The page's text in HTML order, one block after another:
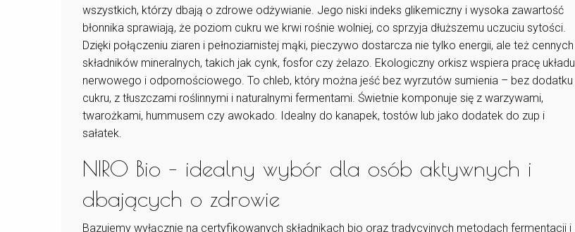
wszystkich, którzy dbają o zdrowe odżywianie. Jego niski indeks glikemiczny i wysoka zawartość
błonnika sprawiają, że poziom cukru we krwi rośnie wolniej, co sprzyja dłuższemu uczuciu sytości.
Dzięki połączeniu ziaren i pełnoziarnistej mąki, pieczywo dostarcza nie tylko energii, ale też cennych
składników mineralnych, takich jak cynk, fosfor czy żelazo. Ekologiczny orkisz wspiera pracę układu
nerwowego i odpornościowego. To chleb, który można jeść bez wyrzutów sumienia – bez dodatku
cukru, z tłuszczami roślinnymi i naturalnymi fermentami. Świetnie komponuje się z warzywami,
twarożkami, hummusem czy awokado. Idealny do kanapek, tostów lub jako dodatek do zup i
sałatek.
NIRO Bio – idealny wybór dla osób aktywnych i
dbających o zdrowie
Bazujemy wyłącznie na certyfikowanych składnikach bio oraz tradycyjnych metodach fermentacji i